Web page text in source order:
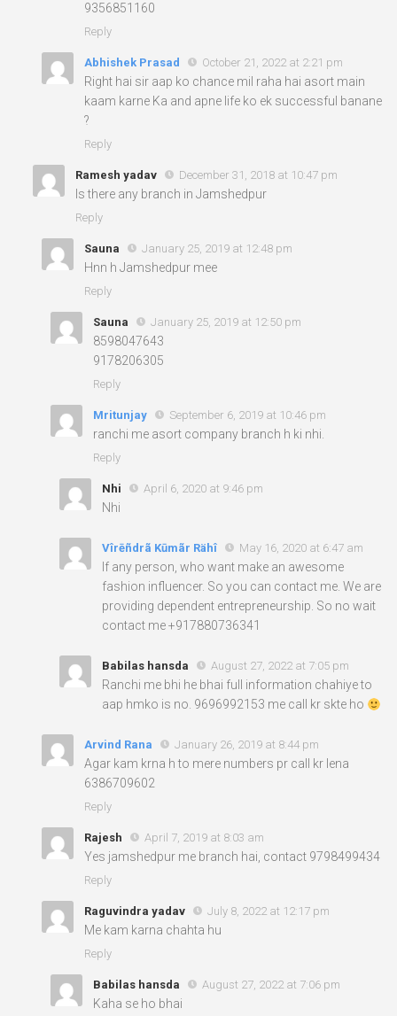
9356851160
Reply
Abhishek Prasad October 21, 2022 at 2:21 pm
Right hai sir aap ko chance mil raha hai asort main
kaam karne Ka and apne life ko ek successful banane
?
Reply
Ramesh yadav December 31, 2018 at 10:47 pm
Is there any branch in Jamshedpur
Reply
Sauna January 25, 2019 at 12:48 pm
Hnn h Jamshedpur mee
Reply
Sauna January 25, 2019 at 12:50 pm
8598047643
9178206305
Reply
Mritunjay September 6, 2019 at 10:46 pm
ranchi me asort company branch h ki nhi.
Reply
Nhi April 6, 2020 at 9:46 pm
Nhi
Vîrēñdrã Kūmãr Rähî May 16, 2020 at 6:47 am
If any person, who want make an awesome
fashion influencer. So you can contact me. We are
providing dependent entrepreneurship. So no wait
contact me +917880736341
Babilas hansda August 27, 2022 at 7:05 pm
Ranchi me bhi he bhai full information chahiye to
aap hmko is no. 9696992153 me call kr skte ho
Arvind Rana January 26, 2019 at 8:44 pm
Agar kam krna h to mere numbers pr call kr lena
6386709602
Reply
Rajesh April 7, 2019 at 8:03 am
Yes jamshedpur me branch hai, contact 9798499434
Reply
Raguvindra yadav July 8, 2022 at 12:17 pm
Me kam karna chahta hu
Reply
Babilas hansda August 27, 2022 at 7:06 pm
Kaha se ho bhai